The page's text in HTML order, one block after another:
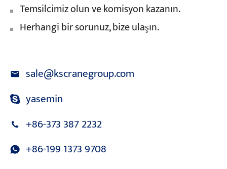
Temsilcimiz olun ve komisyon kazanın.
Herhangi bir sorunuz, bize ulaşın.
sale@kscranegroup.com
yasemin
+86-373 387 2232
+86-199 1373 9708